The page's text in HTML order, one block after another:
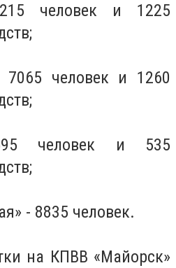
человек и 1225
7065 человек и 1260
человек и 535
- 8835 человек.
на КПВВ «Майорск»